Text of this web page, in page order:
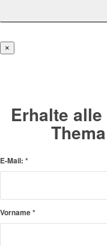
×
Erhalte
E-Mail: *
Vorname*